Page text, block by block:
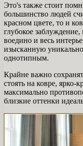
Это's также стоит
большинство людей
красном цвете, то и
глубокое заблуждение,
воедино и весь
изысканную
однотипным.
Крайне важно
стоять на ковре, ярко-
максимально
близкие оттенки